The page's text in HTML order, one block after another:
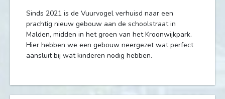
Sinds 2021 is de Vuurvogel verhuisd naar een
prachtig nieuw gebouw aan de schoolstraat in
Malden, midden in het groen van het Kroonwijkpark.
Hier hebben we een gebouw neergezet wat perfect
aansluit bij wat kinderen nodig hebben.